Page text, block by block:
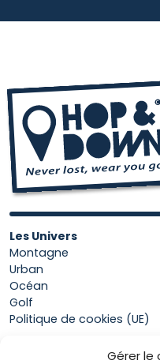
Gérer le
Les Univers
Montagne
Urban
Océan
Golf
Politique de cookies (UE)